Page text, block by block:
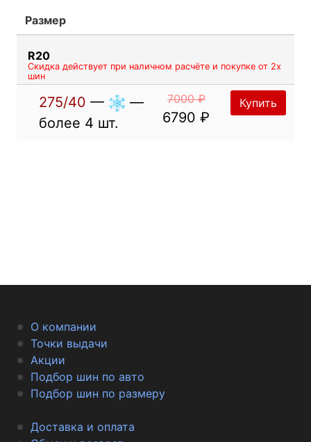
Размер
R20
Скидка действует при наличном расчёте и покупке от 2х
шин
275/40 —
—
более 4 шт.
7000 ₽
6790 ₽
Купить
О компании
Точки выдачи
Акции
Подбор шин по авто
Подбор шин по размеру
Доставка и оплата